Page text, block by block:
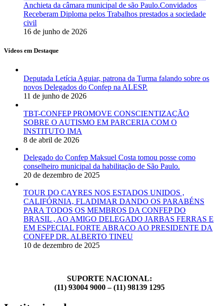
Anchieta da câmara municipal de são Paulo.Convidados
Receberam Diploma pelos Trabalhos prestados a sociedade
civil
16 de junho de 2026
Vídeos em Destaque
Deputada Letícia Aguiar, patrona da Turma falando sobre os
novos Delegados do Confep na ALESP.
11 de junho de 2026
TBT-CONFEP PROMOVE CONSCIENTIZAÇÃO
SOBRE O AUTISMO EM PARCERIA COM O
INSTITUTO IMA
8 de abril de 2026
Delegado do Confep Maksuel Costa tomou posse como
conselheiro municipal da habilitação de São Paulo.
20 de dezembro de 2025
TOUR DO CAYRES NOS ESTADOS UNIDOS ,
CALIFÓRNIA, FLADIMAR DANDO OS PARABÉNS
PARA TODOS OS MEMBROS DA CONFEP DO
BRASIL , AO AMIGO DELEGADO JARBAS FERRAS E
EM ESPECIAL FORTE ABRAÇO AO PRESIDENTE DA
CONFEP DR. ALBERTO TINEU
10 de dezembro de 2025
SUPORTE NACIONAL:
(11) 93004 9000 – (11) 98139 1295